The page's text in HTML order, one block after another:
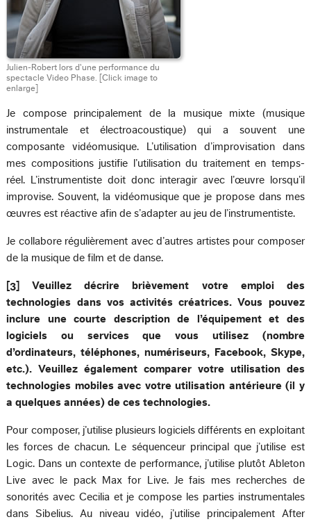
Julien-Robert lors d'une performance du
spectacle Video Phase.
[Click image to
enlarge]
Je compose principalement de la musique mixte (musique
instrumentale et électroacoustique) qui a souvent une
composante vidéomusique. L’utilisation d’improvisation dans
mes compositions justifie l’utilisation du traitement en temps-
réel. L’instrumentiste doit donc interagir avec l’œuvre lorsqu’il
improvise. Souvent, la vidéomusique que je propose dans mes
œuvres est réactive afin de s’adapter au jeu de l’instrumentiste.
Je collabore régulièrement avec d’autres artistes pour composer
de la musique de film et de danse.
[3] Veuillez décrire brièvement votre emploi des
technologies dans vos activités créatrices. Vous pouvez
inclure une courte description de l’équipement et des
logiciels ou services que vous utilisez (nombre
d’ordinateurs, téléphones, numériseurs, Facebook, Skype,
etc.). Veuillez également comparer votre utilisation des
technologies mobiles avec votre utilisation antérieure (il y
a quelques années) de ces technologies.
Pour composer, j’utilise plusieurs logiciels différents en exploitant
les forces de chacun. Le séquenceur principal que j’utilise est
Logic. Dans un contexte de performance, j’utilise plutôt Ableton
Live avec le pack Max for Live. Je fais mes recherches de
sonorités avec Cecilia et je compose les parties instrumentales
dans Sibelius. Au niveau vidéo, j’utilise principalement After